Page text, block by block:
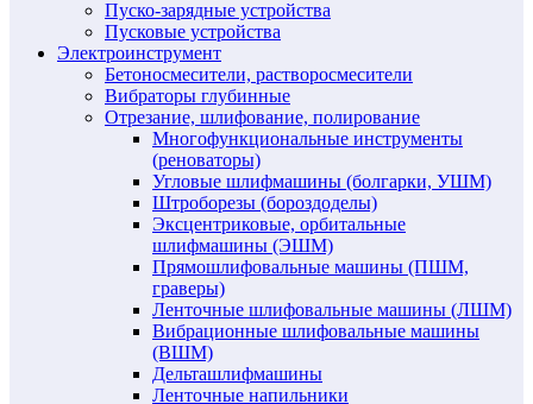
Пуско-зарядные устройства
Пусковые устройства
Электроинструмент
Бетоносмесители, растворосмесители
Вибраторы глубинные
Отрезание, шлифование, полирование
Многофункциональные инструменты
(реноваторы)
Угловые шлифмашины (болгарки, УШМ)
Штроборезы (бороздоделы)
Эксцентриковые, орбитальные
шлифмашины (ЭШМ)
Прямошлифовальные машины (ПШМ,
граверы)
Ленточные шлифовальные машины (ЛШМ)
Вибрационные шлифовальные машины
(ВШМ)
Дельташлифмашины
Ленточные напильники